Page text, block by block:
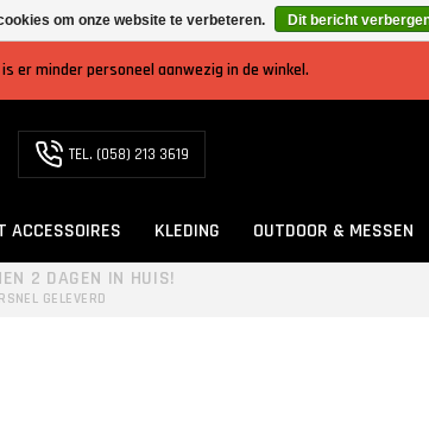
er minder personeel aanwezig in de winkel.
TEL. (058) 213 3619
ACCESSOIRES KLEDING OUTDOOR & MESSEN
2 DAGEN IN HUIS!
GELEVERD
om onze website te verbeteren. Dit bericht